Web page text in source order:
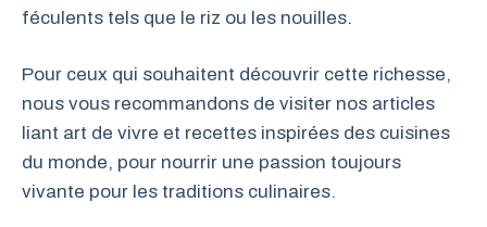
féculents tels que le riz ou les nouilles.
Pour ceux qui souhaitent découvrir cette richesse,
nous vous recommandons de visiter nos articles
liant art de vivre et recettes inspirées des cuisines
du monde, pour nourrir une passion toujours
vivante pour les traditions culinaires.